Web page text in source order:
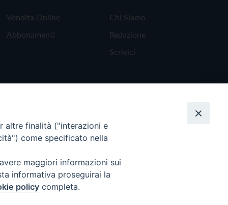
Vendita Online
Abbonamenti
Chi Siamo
Redazione
Scrivici
altre finalità ("interazioni e
come specificato nella
maggiori informazioni sui
informativa proseguirai la
policy completa.